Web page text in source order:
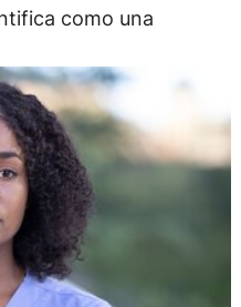
como una